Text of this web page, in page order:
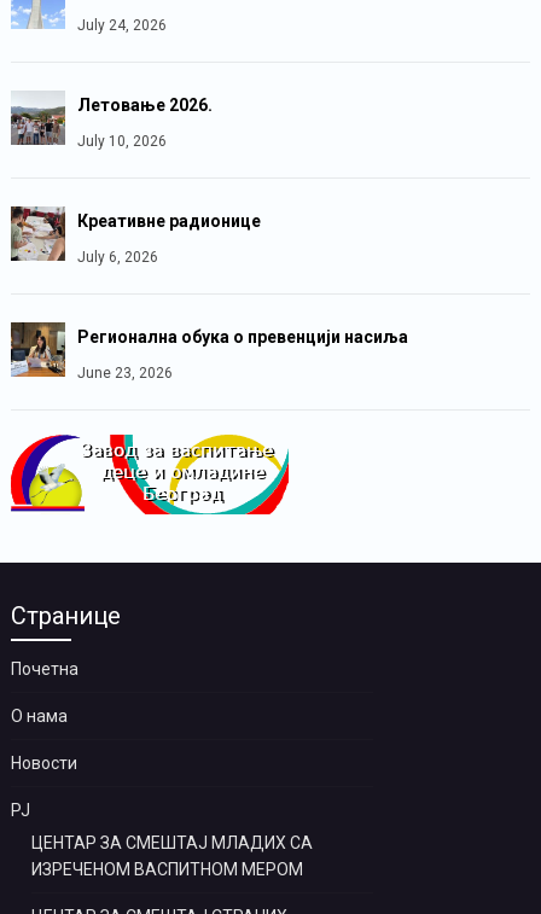
July 24, 2026
Летовање 2026.
July 10, 2026
Креативне радионице
July 6, 2026
Регионална обука о превенцији насиља
June 23, 2026
Странице
Почетна
О нама
Новости
РЈ
ЦЕНТАР ЗА СМЕШТАЈ МЛАДИХ СА
ИЗРЕЧЕНОМ ВАСПИТНОМ МЕРОМ